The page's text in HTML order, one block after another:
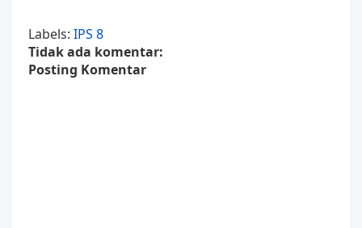
Labels: IPS 8
Tidak ada komentar:
Posting Komentar